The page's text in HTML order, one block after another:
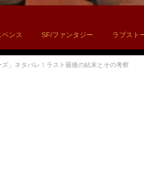
ンス SF/ファンタジー ラブスト
」ネタバレ！ラスト最後の結末とその考察